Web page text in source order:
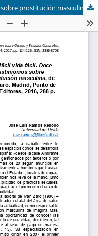
prostitución masculina